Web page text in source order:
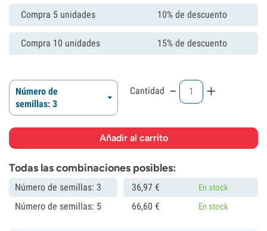
Compra 5 unidades 10% de descuento
Compra 10 unidades 15% de descuento
Número de
semillas: 3
Cantidad - +
Todas las combinaciones posibles:
Número de semillas: 3 36,97 € En stock
Número de semillas: 5 66,60 € En stock